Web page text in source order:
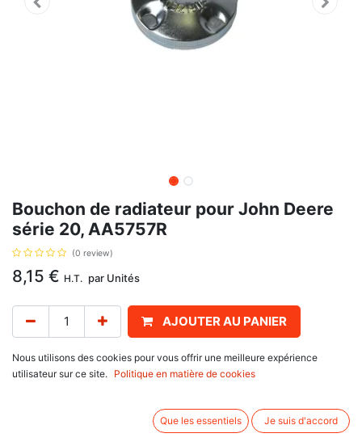
Bouchon de radiateur pour John Deere
série 20, AA5757R
(0 review)
8,15 € H.T. par Unités
AJOUTER AU PANIER
Délai de livraison : 1 semaine
Nous utilisons des cookies pour vous offrir une meilleure expérience
utilisateur sur ce site.
Politique en matière de cookies
Que les essentiels Je suis d'accord